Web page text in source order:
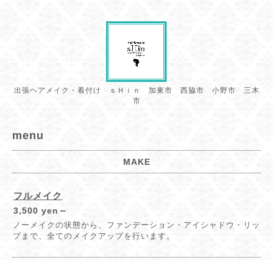
出張ヘアメイク・着付け ｓＨｉｎ 加東市 西脇市 小野市 三木
市
menu
MAKE
フルメイク
3,500 yen～
ノーメイクの状態から、ファンデーション・アイシャドウ・リッ
プまで、全てのメイクアップを行います。